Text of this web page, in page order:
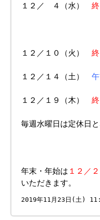
１２／ ４（水）
１２／１０（火）
１２／１４（土）
１２／１９（木）
毎週水曜日は定休日と
年末・年始は １２／
いただきます。
2019年11月23日(土)